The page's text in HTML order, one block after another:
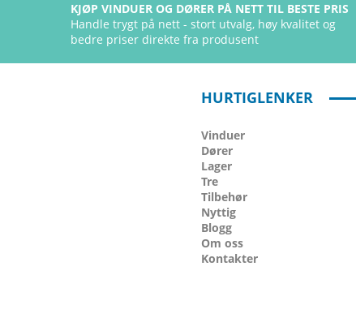
KJØP VINDUER OG DØRER PÅ NETT TIL BESTE PRIS
Handle trygt på nett - stort utvalg, høy kvalitet og
bedre priser direkte fra produsent
HURTIGLENKER
Vinduer
Dører
Lager
Tre
Tilbehør
Nyttig
Blogg
Om oss
Kontakter